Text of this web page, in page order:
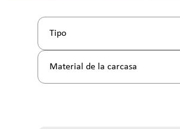
Tipo
Material de la carcasa